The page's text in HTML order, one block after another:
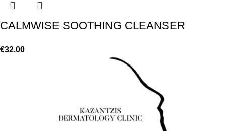
CALMWISE SOOTHING CLEANSER
€32.00